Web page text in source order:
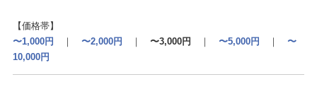
【価格帯】
〜1,000円 ｜ 〜2,000円 ｜ 〜3,000円 ｜ 〜5,000円 ｜ 〜
10,000円